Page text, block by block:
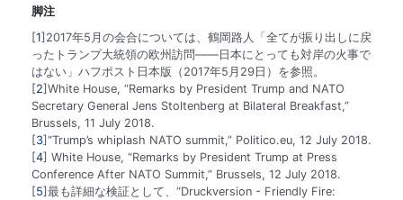
脚注
1 2017年5月の会合については、鶴岡路人「全てが振り出しに戻
ったトランプ大統領の欧州訪問――日本にとっても対岸の火事で
はない」ハフポスト日本版（2017年5月29日）を参照。
2 White House, “Remarks by President Trump and NATO
Secretary General Jens Stoltenberg at Bilateral Breakfast,”
Brussels, 11 July 2018.
3 “Trump’s whiplash NATO summit,” Politico.eu, 12 July 2018.
4 White House, “Remarks by President Trump at Press
Conference After NATO Summit,” Brussels, 12 July 2018.
5 最も詳細な検証として、“Druckversion - Friendly Fire: